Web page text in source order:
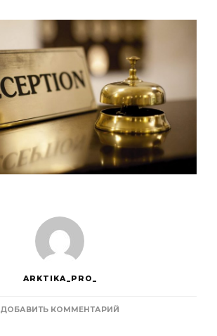
ARKTIKA_PRO_
ДОБАВИТЬ КОММЕНТАРИЙ